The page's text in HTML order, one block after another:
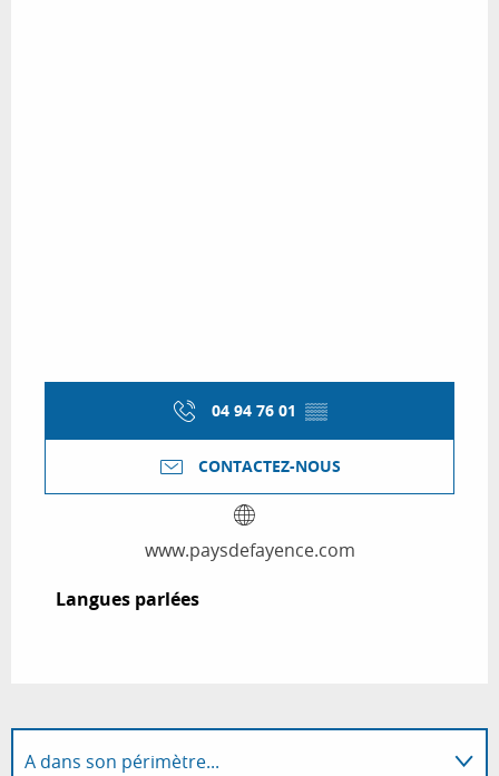
04 94 76 01 ▒▒
CONTACTEZ-NOUS
www.paysdefayence.com
Langues parlées
Langues parlées
A dans son périmètre...